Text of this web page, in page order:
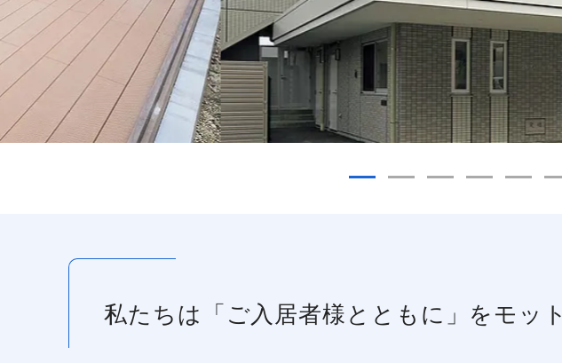
私たちは「ご入居者様とともに」をモッ